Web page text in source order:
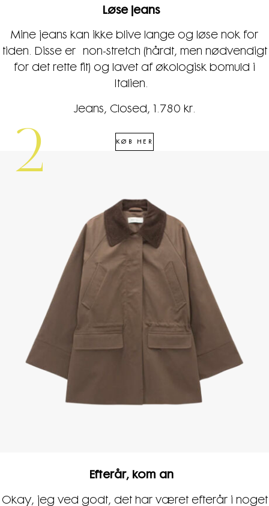
Løse jeans
Mine jeans kan ikke blive lange og løse nok for
tiden. Disse er non-stretch (hårdt, men nødvendigt
for det rette fit) og lavet af økologisk bomuld i
Italien.
Jeans, Closed, 1.780 kr.
KØB HER
2
Efterår, kom an
Okay, jeg ved godt, det har været efterår i noget